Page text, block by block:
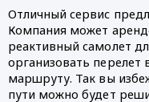
Отличный сервис
Компания может
реактивный самолет
организовать
маршруту. Так вы
пути можно будет